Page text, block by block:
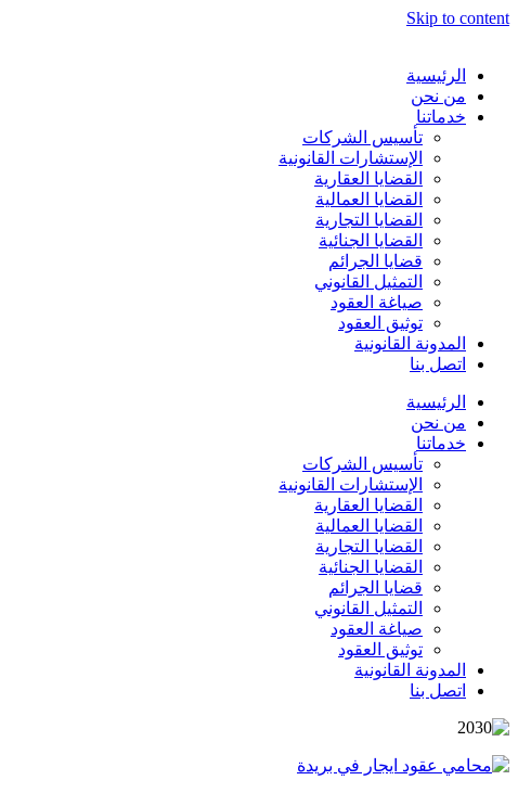
Skip to content
الرئيسية
من نحن
خدماتنا
تأسيس الشركات
الإستشارات القانونية
القضايا العقارية
القضايا العمالية
القضايا التجارية
القضايا الجنائية
قضايا الجرائم
التمثيل القانوني
صياغة العقود
توثيق العقود
المدونة القانونية
اتصل بنا
الرئيسية
من نحن
خدماتنا
تأسيس الشركات
الإستشارات القانونية
القضايا العقارية
القضايا العمالية
القضايا التجارية
القضايا الجنائية
قضايا الجرائم
التمثيل القانوني
صياغة العقود
توثيق العقود
المدونة القانونية
اتصل بنا